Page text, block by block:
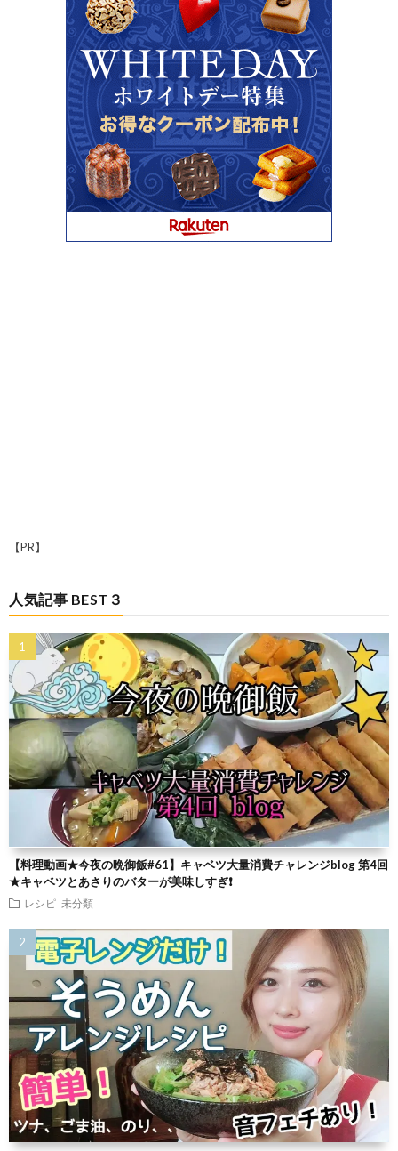
【PR】
人気記事 BEST３
【料理動画★今夜の晩御飯#61】キャベツ大量消費チャレンジblog 第4回
★キャベツとあさりのバターが美味しすぎ❗
レシピ 未分類